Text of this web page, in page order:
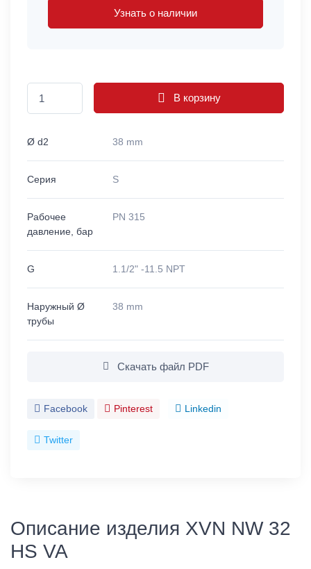
Узнать о наличии
В корзину
Ø d2 38 mm
Серия S
Рабочее
давление, бар
PN 315
G 1.1/2" -11.5 NPT
Наружный Ø
трубы
38 mm
Скачать файл PDF
Facebook Pinterest Linkedin
Twitter
Описание изделия XVN NW 32
HS VA